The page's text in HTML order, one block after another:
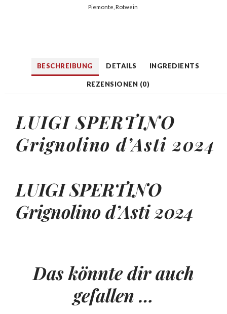
Piemonte Rotwein
BESCHREIBUNG DETAILS INGREDIENTS
REZENSIONEN (0)
LUIGI SPERTINO
Grignolino d’Asti 2024
LUIGI SPERTINO
Grignolino d’Asti 2024
Das könnte dir auch
gefallen …